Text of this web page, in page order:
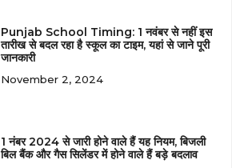
Punjab School Timing: 1 नवंबर से नहीं इस
तारीख से बदल रहा है स्कूल का टाइम, यहां से जाने पूरी
जानकारी
November 2, 2024
1 नंबर 2024 से जारी होने वाले हैं यह नियम, बिजली
बिल बैंक और गैस सिलेंडर में होने वाले हैं बड़े बदलाव